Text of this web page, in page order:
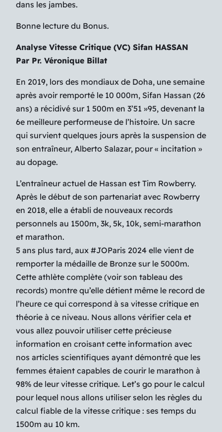
dans les jambes.
Bonne lecture du Bonus.
Analyse Vitesse Critique (VC) Sifan HASSAN
Par Pr. Véronique Billat
En 2019, lors des mondiaux de Doha, une semaine
après avoir remporté le 10 000m, Sifan Hassan (26
ans) a récidivé sur 1 500m en 3’51 »95, devenant la
6e meilleure performeuse de l’histoire. Un sacre
qui survient quelques jours après la suspension de
son entraîneur, Alberto Salazar, pour « incitation »
au dopage.
L’entraîneur actuel de Hassan est Tim Rowberry.
Après le début de son partenariat avec Rowberry
en 2018, elle a établi de nouveaux records
personnels au 1500m, 3k, 5k, 10k, semi-marathon
et marathon.
5 ans plus tard, aux #JOParis 2024 elle vient de
remporter la médaille de Bronze sur le 5000m.
Cette athlète complète (voir son tableau des
records) montre qu’elle détient même le record de
l’heure ce qui correspond à sa vitesse critique en
théorie à ce niveau. Nous allons vérifier cela et
vous allez pouvoir utiliser cette précieuse
information en croisant cette information avec
nos articles scientifiques ayant démontré que les
femmes étaient capables de courir le marathon à
98% de leur vitesse critique. Let’s go pour le calcul
pour lequel nous allons utiliser selon les règles du
calcul fiable de la vitesse critique : ses temps du
1500m au 10 km.